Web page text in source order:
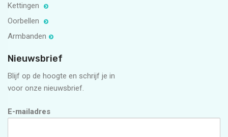
Kettingen
Oorbellen
Armbanden
Nieuwsbrief
Blijf op de hoogte en schrijf je in
voor onze nieuwsbrief.
E-mailadres